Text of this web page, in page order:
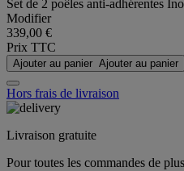
Set de 2 poêles anti-adhérentes
Modifier
339,00 €
Prix TTC
Ajouter au panier Ajouter au panier
Hors frais de livraison
Livraison gratuite
Pour toutes les commandes de